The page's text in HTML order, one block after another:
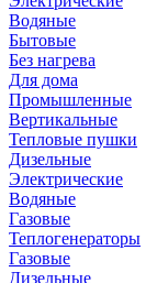
Водяные
Бытовые
Без нагрева
Для дома
Промышленные
Вертикальные
Тепловые пушки
Дизельные
Электрические
Водяные
Газовые
Теплогенераторы
Газовые
Дизельные